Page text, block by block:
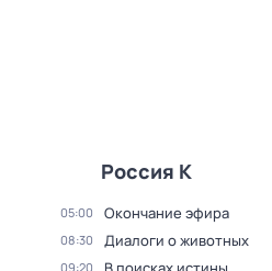
Россия К
05:00 Окончание эфира
08:30 Диалоги о животных
09:20